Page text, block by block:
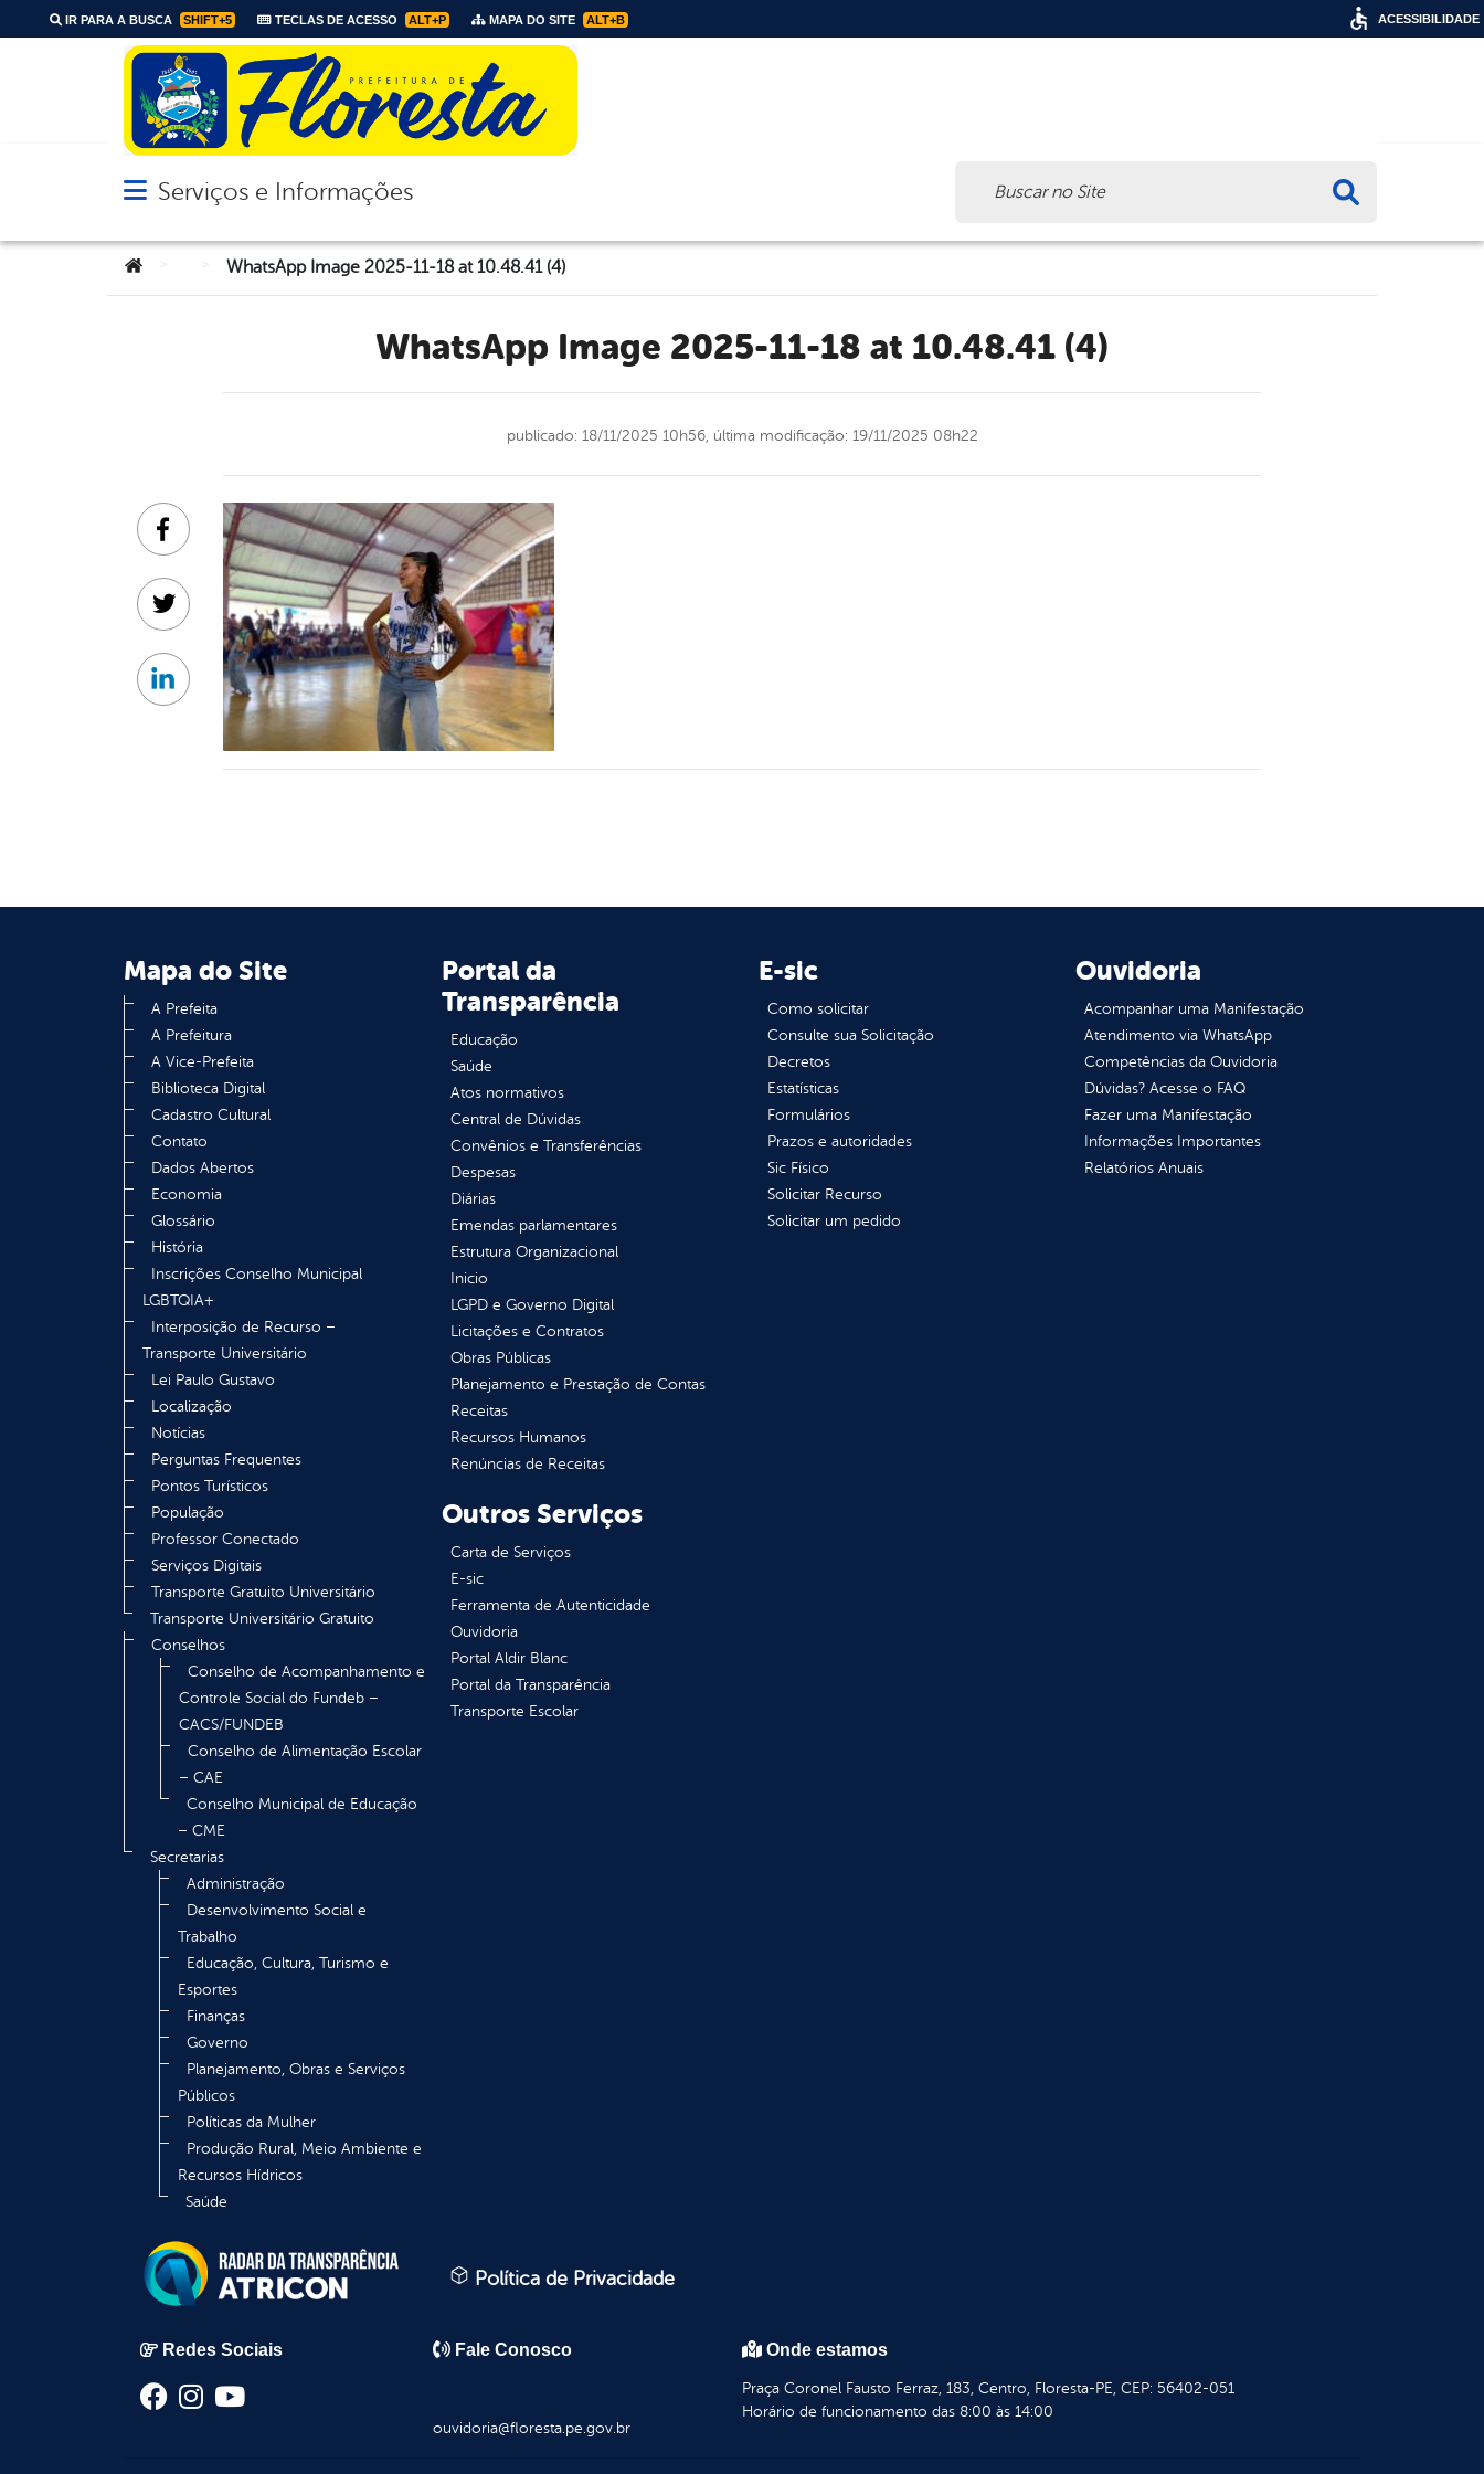
IR PARA A BUSCA SHIFT+5 TECLAS DE ACESSO ALT+P MAPA DO SITE ALT+B
Abrir menu principal de navegação
Serviços e Informações
Você está aqui:WhatsApp Image 2025-11-18 at 10.48.41 (4)
WhatsApp Image 2025-11-18 at 10.48.41 (4)
publicado: 18/11/2025 10h56, última modificação: 19/11/2025 08h22
Facebook
Twitter
Linkedin
Mapa do Site
A Prefeita
A Prefeitura
A Vice-Prefeita
Biblioteca Digital
Cadastro Cultural
Contato
Dados Abertos
Economia
Glossário
História
Inscrições Conselho Municipal
LGBTQIA+
Interposição de Recurso –
Transporte Universitário
Lei Paulo Gustavo
Localização
Notícias
Perguntas Frequentes
Pontos Turísticos
População
Professor Conectado
Serviços Digitais
Transporte Gratuito Universitário
Transporte Universitário Gratuito
Conselhos
Conselho de Acompanhamento e
Controle Social do Fundeb –
CACS/FUNDEB
Conselho de Alimentação Escolar
– CAE
Conselho Municipal de Educação
– CME
Secretarias
Administração
Desenvolvimento Social e
Trabalho
Educação, Cultura, Turismo e
Esportes
Finanças
Governo
Planejamento, Obras e Serviços
Públicos
Políticas da Mulher
Produção Rural, Meio Ambiente e
Recursos Hídricos
Saúde
Portal da
Transparência
Educação
Saúde
Atos normativos
Central de Dúvidas
Convênios e Transferências
Despesas
Diárias
Emendas parlamentares
Estrutura Organizacional
Inicio
LGPD e Governo Digital
Licitações e Contratos
Obras Públicas
Planejamento e Prestação de Contas
Receitas
Recursos Humanos
Renúncias de Receitas
E-sic
Como solicitar
Consulte sua Solicitação
Decretos
Estatísticas
Formulários
Prazos e autoridades
Sic Físico
Solicitar Recurso
Solicitar um pedido
Ouvidoria
Acompanhar uma Manifestação
Atendimento via WhatsApp
Competências da Ouvidoria
Dúvidas? Acesse o FAQ
Fazer uma Manifestação
Informações Importantes
Relatórios Anuais
Outros Serviços
Carta de Serviços
E-sic
Ferramenta de Autenticidade
Ouvidoria
Portal Aldir Blanc
Portal da Transparência
Transporte Escolar
Política de Privacidade
Redes Sociais Fale Conosco
ouvidoria@floresta.pe.gov.br
Onde estamos
Praça Coronel Fausto Ferraz, 183, Centro, Floresta-PE, CEP: 56402-051
Horário de funcionamento das 8:00 às 14:00
ACESSIBILIDADE